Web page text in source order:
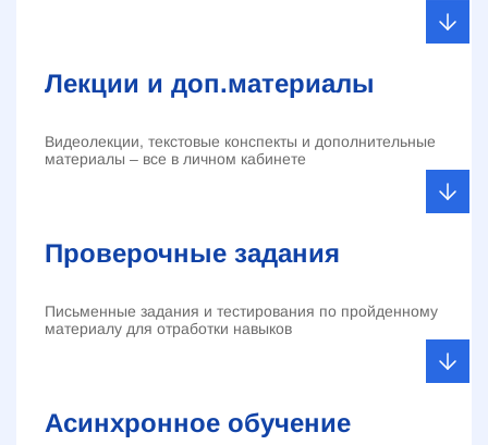
Лекции и доп.материалы
Видеолекции, текстовые конспекты и дополнительные
материалы – все в личном кабинете
Проверочные задания
Письменные задания и тестирования по пройденному
материалу для отработки навыков
Асинхронное обучение